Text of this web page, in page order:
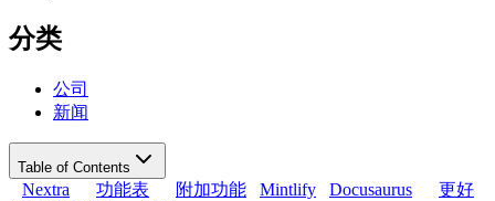
分类
公司
新闻
Table of Contents
Nextra 功能表 附加功能 Mintlify Docusaurus
更好